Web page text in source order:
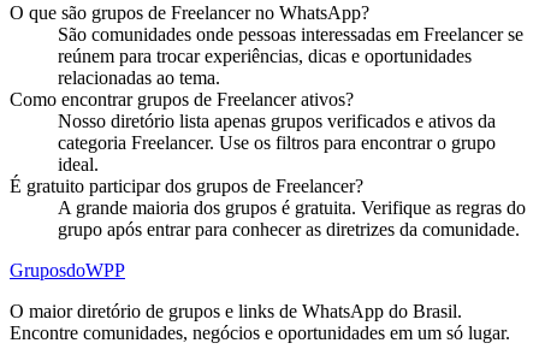
O que são grupos de Freelancer no WhatsApp?
São comunidades onde pessoas interessadas em Freelancer se
reúnem para trocar experiências, dicas e oportunidades
relacionadas ao tema.
Como encontrar grupos de Freelancer ativos?
Nosso diretório lista apenas grupos verificados e ativos da
categoria Freelancer. Use os filtros para encontrar o grupo
ideal.
É gratuito participar dos grupos de Freelancer?
A grande maioria dos grupos é gratuita. Verifique as regras do
grupo após entrar para conhecer as diretrizes da comunidade.
GruposdoWPP
O maior diretório de grupos e links de WhatsApp do Brasil.
Encontre comunidades, negócios e oportunidades em um só lugar.